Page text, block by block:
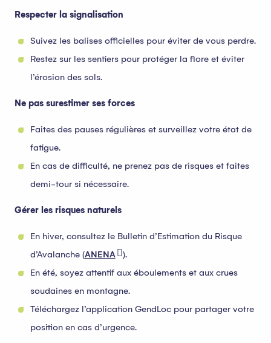
Respecter la signalisation
Suivez les balises officielles pour éviter de vous perdre.
Restez sur les sentiers pour protéger la flore et éviter
l’érosion des sols.
Ne pas surestimer ses forces
Faites des pauses régulières et surveillez votre état de
fatigue.
En cas de difficulté, ne prenez pas de risques et faites
demi-tour si nécessaire.
Gérer les risques naturels
En hiver, consultez le Bulletin d’Estimation du Risque
d’Avalanche (ANENA
).
En été, soyez attentif aux éboulements et aux crues
soudaines en montagne.
Téléchargez l’application GendLoc pour partager votre
position en cas d’urgence.